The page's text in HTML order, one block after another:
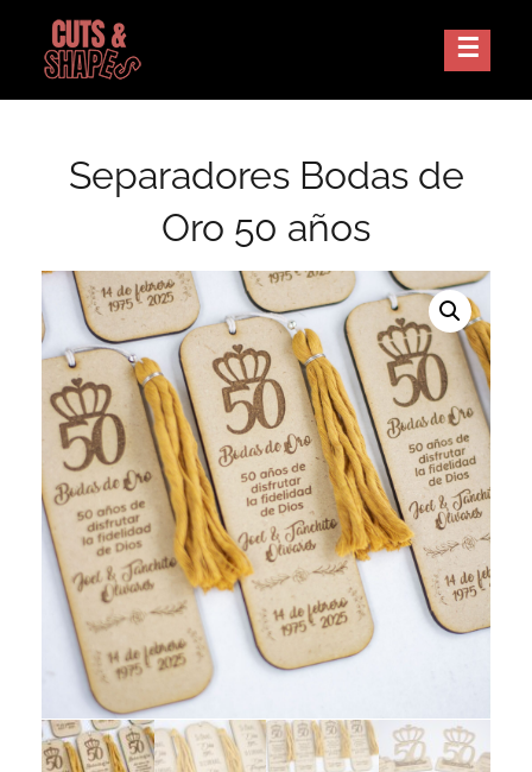
content
Separadores Bodas de
Oro 50 años